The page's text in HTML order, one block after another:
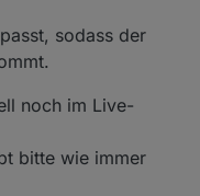
sodass der
noch im Live-
bitte wie immer